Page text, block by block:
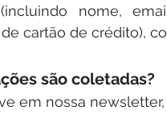
nome,
cartão de crédito),
são coletadas?
em nossa